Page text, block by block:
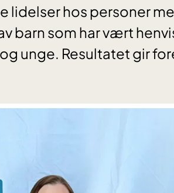
lidelser hos personer
barn som har vært
unge. Resultatet gir